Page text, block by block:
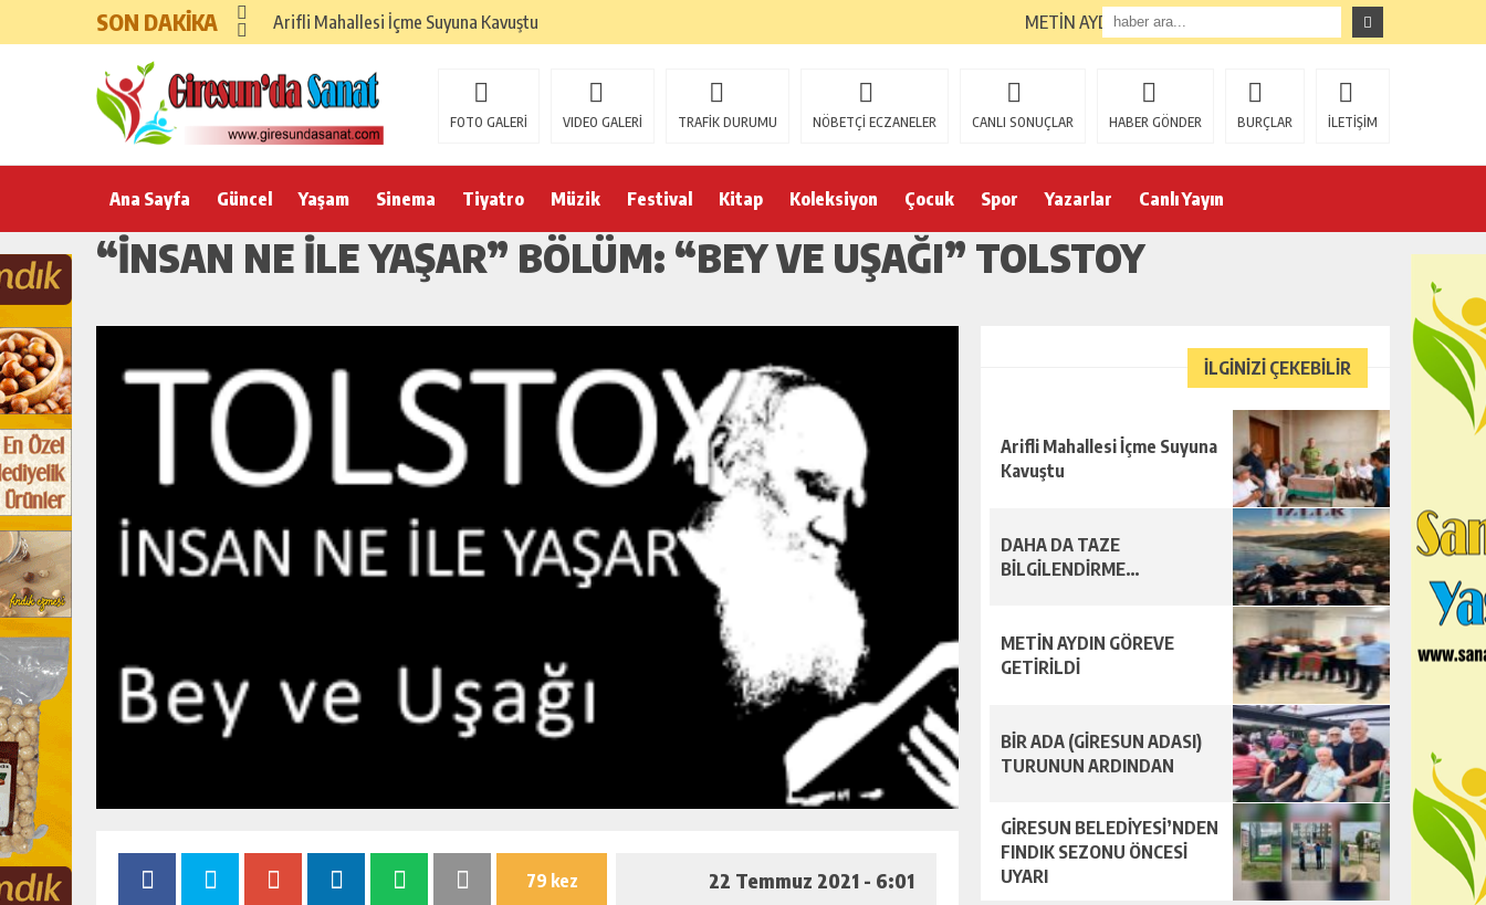
SON DAKİKA Arifli Mahallesi İçme Suyuna Kavuştu METİN AYDIN GÖREVE GETİRİLDİ
FOTO GALERİ VIDEO GALERİ TRAFİK DURUMU NÖBETÇİ ECZANELER CANLI SONUÇLAR HABER GÖNDER BURÇLAR İLETİŞİM
Ana Sayfa Güncel Yaşam Sinema Tiyatro Müzik Festival Kitap Koleksiyon Çocuk Spor Yazarlar Canlı Yayın
“İNSAN NE ILE YAŞAR” BÖLÜM: “BEY VE UŞAĞI” TOLSTOY
79 kez 22 Temmuz 2021 - 6:01
İLGİNİZİ ÇEKEBİLİR
Arifli Mahallesi İçme Suyuna
Kavuştu
DAHA DA TAZE
BİLGİLENDİRME…
METİN AYDIN GÖREVE
GETİRİLDİ
BİR ADA (GİRESUN ADASI)
TURUNUN ARDINDAN
GİRESUN BELEDİYESİ’NDEN
FINDIK SEZONU ÖNCESİ
UYARI